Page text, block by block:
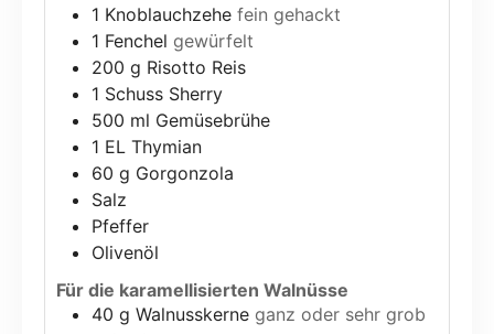
1 Knoblauchzehe fein gehackt
1 Fenchel gewürfelt
200 g Risotto Reis
1 Schuss Sherry
500 ml Gemüsebrühe
1 EL Thymian
60 g Gorgonzola
Salz
Pfeffer
Olivenöl
Für die karamellisierten Walnüsse
40 g Walnusskerne ganz oder sehr grob